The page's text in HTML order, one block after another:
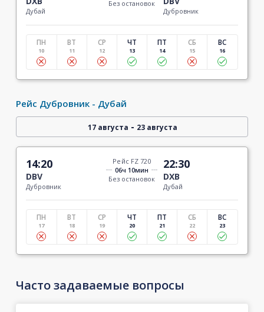
Дубай
Без остановок
Дубровник
ПН
10
ВТ
11
СР
12
ЧТ
13
ПТ
14
СБ
15
ВС
16
Рейс Дубровник - Дубай
17 августа - 23 августа
14:20
DBV
Дубровник
Рейс FZ 720
06ч 10мин
Без остановок
22:30
DXB
Дубай
ПН
17
ВТ
18
СР
19
ЧТ
20
ПТ
21
СБ
22
ВС
23
Часто задаваемые вопросы